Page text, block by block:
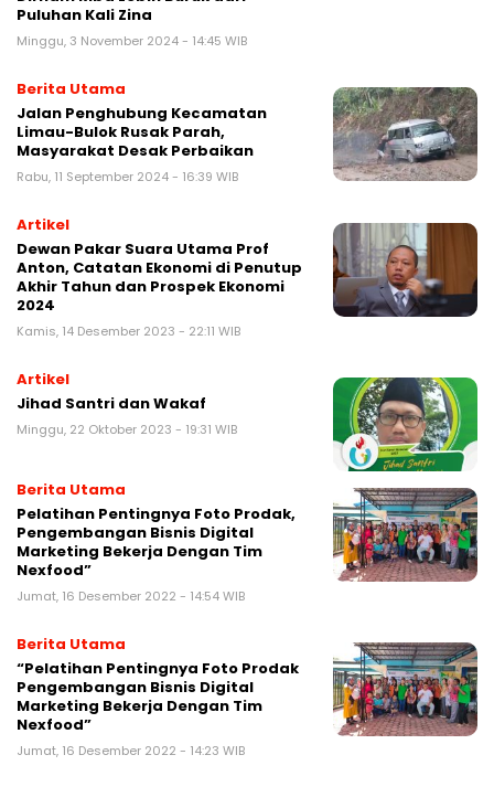
Puluhan Kali Zina
Minggu, 3 November 2024 - 14:45 WIB
Berita Utama
Jalan Penghubung Kecamatan
Limau-Bulok Rusak Parah,
Masyarakat Desak Perbaikan
Rabu, 11 September 2024 - 16:39 WIB
Artikel
Dewan Pakar Suara Utama Prof
Anton, Catatan Ekonomi di Penutup
Akhir Tahun dan Prospek Ekonomi
2024
Kamis, 14 Desember 2023 - 22:11 WIB
Artikel
Jihad Santri dan Wakaf
Minggu, 22 Oktober 2023 - 19:31 WIB
Berita Utama
Pelatihan Pentingnya Foto Prodak,
Pengembangan Bisnis Digital
Marketing Bekerja Dengan Tim
Nexfood”
Jumat, 16 Desember 2022 - 14:54 WIB
Berita Utama
“Pelatihan Pentingnya Foto Prodak
Pengembangan Bisnis Digital
Marketing Bekerja Dengan Tim
Nexfood”
Jumat, 16 Desember 2022 - 14:23 WIB